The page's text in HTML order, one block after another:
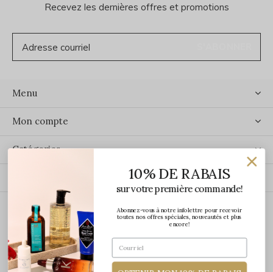
Recevez les dernières offres et promotions
Menu
Mon compte
Catégories
ÉCRIVEZ-NOUS
10% DE RABAIS
sur votre première commande!
Abonnez-vous à notre infolettre pour recevoir
toutes nos offres spéciales, nouveautés et plus
encore!